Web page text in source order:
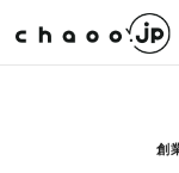
創